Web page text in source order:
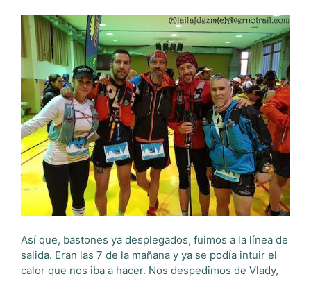
Así que, bastones ya desplegados, fuimos a la línea de
salida. Eran las 7 de la mañana y ya se podía intuir el
calor que nos iba a hacer. Nos despedimos de Vlady,